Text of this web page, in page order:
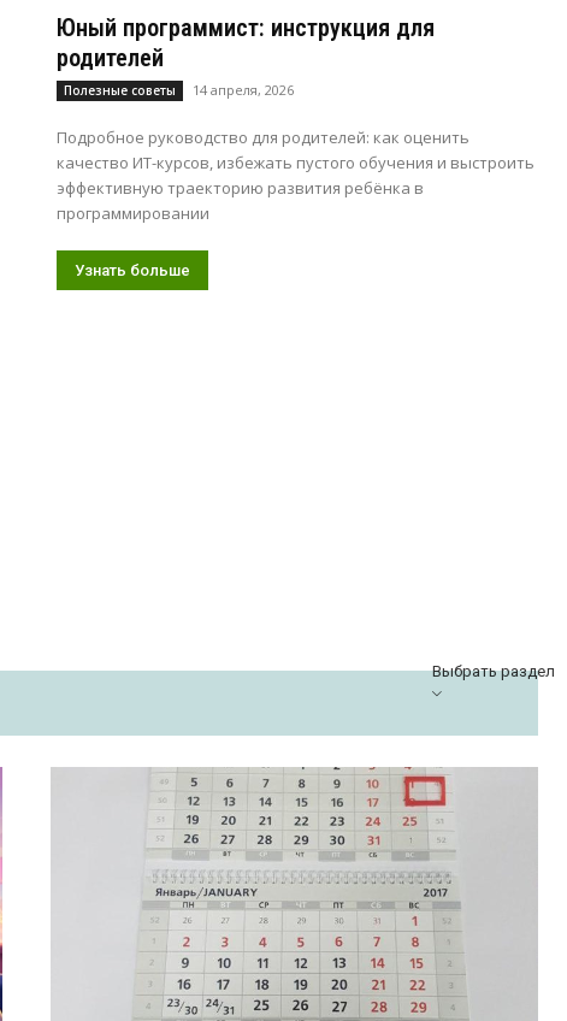
Юный программист: инструкция для
родителей
Полезные советы 14 апреля, 2026
Подробное руководство для родителей: как оценить
качество ИТ-курсов, избежать пустого обучения и выстроить
эффективную траекторию развития ребёнка в
программировании
Узнать больше
Выбрать раздел